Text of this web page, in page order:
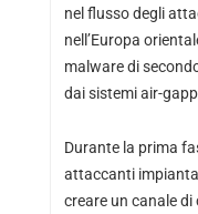
nel flusso degli
nell’Europa
malware di
dai sistemi air-
Durante la prima
attaccanti
creare un canale